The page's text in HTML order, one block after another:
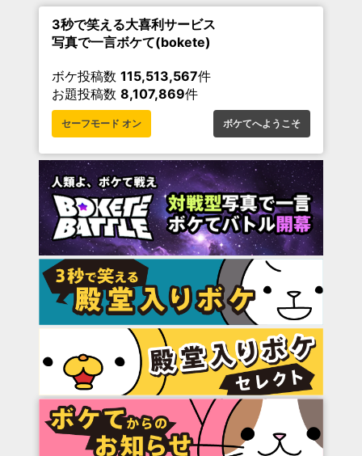
3秒で笑える大喜利サービス
写真で一言ボケて(bokete)
ボケ投稿数 115,513,567件
お題投稿数 8,107,869件
セーフモード オン ボケてへようこそ